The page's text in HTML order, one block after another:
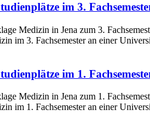
im 3.
im 3. Fachsemester an einer
im 1.
im 1. Fachsemester an einer